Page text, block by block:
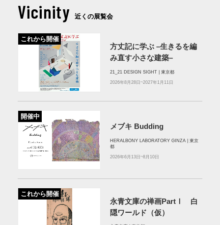
Vicinity 近くの展覧会
これから開催
方丈記に学ぶ –生きるを編
み直す小さな建築–
21_21 DESIGN SIGHT | 東京都
2026年8月28日~2027年1月11日
開催中
メブキ Budding
HERALBONY LABORATORY GINZA | 東京
都
2026年6月13日~8月10日
これから開催
永青文庫の禅画PartⅠ 白
隠ワールド（仮）